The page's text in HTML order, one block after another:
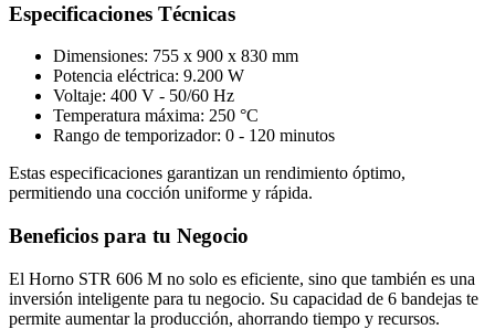
Especificaciones Técnicas
Dimensiones: 755 x 900 x 830 mm
Potencia eléctrica: 9.200 W
Voltaje: 400 V - 50/60 Hz
Temperatura máxima: 250 °C
Rango de temporizador: 0 - 120 minutos
Estas especificaciones garantizan un rendimiento óptimo,
permitiendo una cocción uniforme y rápida.
Beneficios para tu Negocio
El Horno STR 606 M no solo es eficiente, sino que también es una
inversión inteligente para tu negocio. Su capacidad de 6 bandejas te
permite aumentar la producción, ahorrando tiempo y recursos.